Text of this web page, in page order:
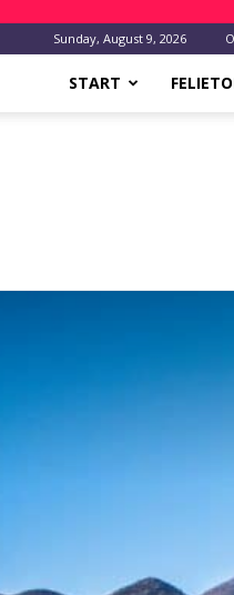
Sunday, August 9, 2026
START